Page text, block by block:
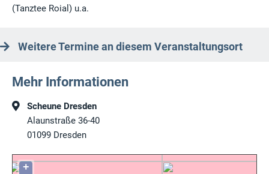
(Tanztee Roial) u.a.
Weitere Termine an diesem Veranstaltungsort
Mehr Informationen
Scheune Dresden
Alaunstraße 36-40
01099 Dresden
+